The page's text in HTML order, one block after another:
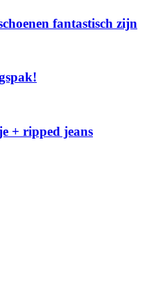
fantastisch zijn
+ ripped jeans